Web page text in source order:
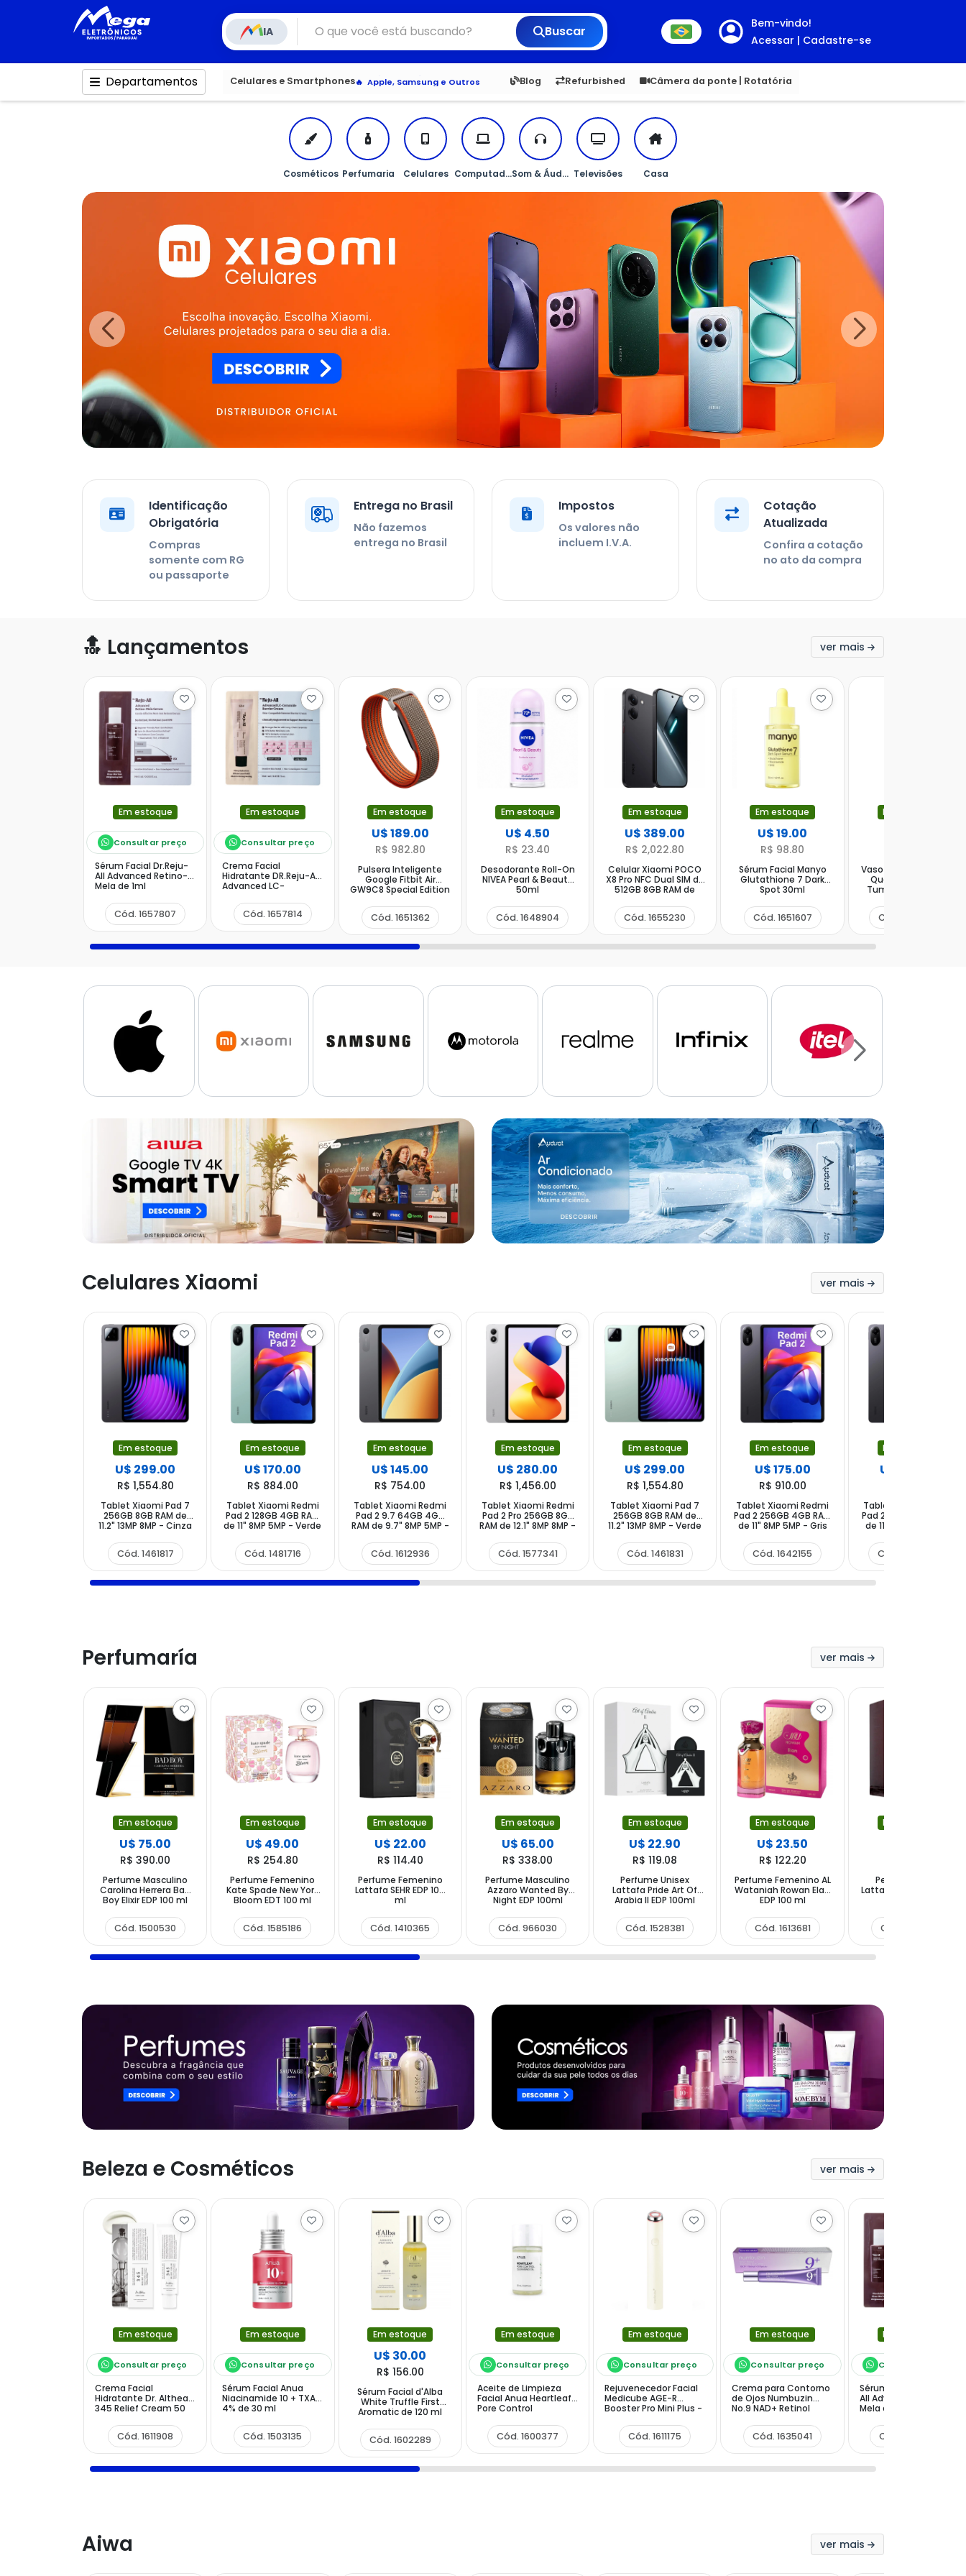
IA Buscar
Bem-vindo!
Acessar | Cadastre-se
Departamentos Celulares e Smartphones
Apple, Samsung e Outros
Blog Refurbished Câmera da ponte | Rotatória
6,050 5.20 1,900 1.00
Cosméticos Perfumaria Celulares Computadores Som & Áudio Televisões Casa
Identificação
Obrigatória
Compras
somente com RG
ou passaporte
Entrega no Brasil
Não fazemos
entrega no Brasil
Impostos
Os valores não
incluem I.V.A.
Cotação
Atualizada
Confira a cotação
no ato da compra
🔝 Lançamentos ver mais
Em estoque
Consultar preço
Sérum Facial Dr.Reju-
All Advanced Retino-
Mela de 1ml
Cód. 1657807
Em estoque
Consultar preço
Crema Facial
Hidratante DR.Reju-All
Advanced LC-
Cód. 1657814
Em estoque
U$ 189.00
R$ 982.80
Pulsera Inteligente
Google Fitbit Air
GW9C8 Special Edition
Bluetooth - Rye
Cód. 1651362
Em estoque
U$ 4.50
R$ 23.40
Desodorante Roll-On
NIVEA Pearl & Beauty
50ml
Cód. 1648904
Em estoque
U$ 389.00
R$ 2,022.80
Celular Xiaomi POCO
X8 Pro NFC Dual SIM de
512GB 8GB RAM de
Negro (Global) (CJ
Slim)
Cód. 1655230
Em estoque
U$ 19.00
R$ 98.80
Sérum Facial Manyo
Glutathione 7 Dark
Spot 30ml
Cód. 1651607
Em estoque
Vaso Térmico Stanley
Quencher Protour
Tumbler de 591ml -
Cód. 1658064
Celulares Xiaomi ver mais
Em estoque
U$ 299.00
R$ 1,554.80
Tablet Xiaomi Pad 7
256GB 8GB RAM de
11.2" 13MP 8MP - Cinza
Cód. 1461817
Em estoque
U$ 170.00
R$ 884.00
Tablet Xiaomi Redmi
Pad 2 128GB 4GB RAM
de 11" 8MP 5MP - Verde
Cód. 1481716
Em estoque
U$ 145.00
R$ 754.00
Tablet Xiaomi Redmi
Pad 2 9.7 64GB 4GB
RAM de 9.7" 8MP 5MP -
Cód. 1612936
Em estoque
U$ 280.00
R$ 1,456.00
Tablet Xiaomi Redmi
Pad 2 Pro 256GB 8GB
RAM de 12.1" 8MP 8MP -
Cód. 1577341
Em estoque
U$ 299.00
R$ 1,554.80
Tablet Xiaomi Pad 7
256GB 8GB RAM de
11.2" 13MP 8MP - Verde
Cód. 1461831
Em estoque
U$ 175.00
R$ 910.00
Tablet Xiaomi Redmi
Pad 2 256GB 4GB RAM
de 11" 8MP 5MP - Gris
Cód. 1642155
Em estoque
U$ 208.00
Tablet Xiaomi Redmi
Pad 2 256GB 8GB RAM
de 11" 8MP 5MP - Gris
Cód. 1480344
Perfumaría ver mais
Em estoque
U$ 75.00
R$ 390.00
Perfume Masculino
Carolina Herrera Bad
Boy Elixir EDP 100 ml
Cód. 1500530
Em estoque
U$ 49.00
R$ 254.80
Perfume Femenino
Kate Spade New York
Bloom EDT 100 ml
Cód. 1585186
Em estoque
U$ 22.00
R$ 114.40
Perfume Femenino
Lattafa SEHR EDP 100
ml
Cód. 1410365
Em estoque
U$ 65.00
R$ 338.00
Perfume Masculino
Azzaro Wanted By
Night EDP 100ml
Cód. 966030
Em estoque
U$ 22.90
R$ 119.08
Perfume Unisex
Lattafa Pride Art Of
Arabia II EDP 100ml
Cód. 1528381
Em estoque
U$ 23.50
R$ 122.20
Perfume Femenino AL
Wataniah Rowan Elan
EDP 100 ml
Cód. 1613681
Em estoque
Perfume Unisex
Lattafa Pride Afaq EDP
Cód. 1528251
Beleza e Cosméticos ver mais
Em estoque
Consultar preço
Crema Facial
Hidratante Dr. Althea
345 Relief Cream 50
Cód. 1611908
Em estoque
Consultar preço
Sérum Facial Anua
Niacinamide 10 + TXA
4% de 30 ml
Cód. 1503135
Em estoque
U$ 30.00
R$ 156.00
Sérum Facial d'Alba
White Truffle First
Aromatic de 120 ml
Cód. 1602289
Em estoque
Consultar preço
Aceite de Limpieza
Facial Anua Heartleaf
Pore Control
(S Caja)
Cód. 1600377
Em estoque
Consultar preço
Rejuvenecedor Facial
Medicube AGE-R
Booster Pro Mini Plus -
Cód. 1611175
Em estoque
Consultar preço
Crema para Contorno
de Ojos Numbuzin
No.9 NAD+ Retinol
de 20ml
Cód. 1635041
Em estoque
Consultar preço
Sérum Facial Dr.Reju-
All Advanced Retino-
Mela de 1ml
Cód. 1657807
Aiwa ver mais